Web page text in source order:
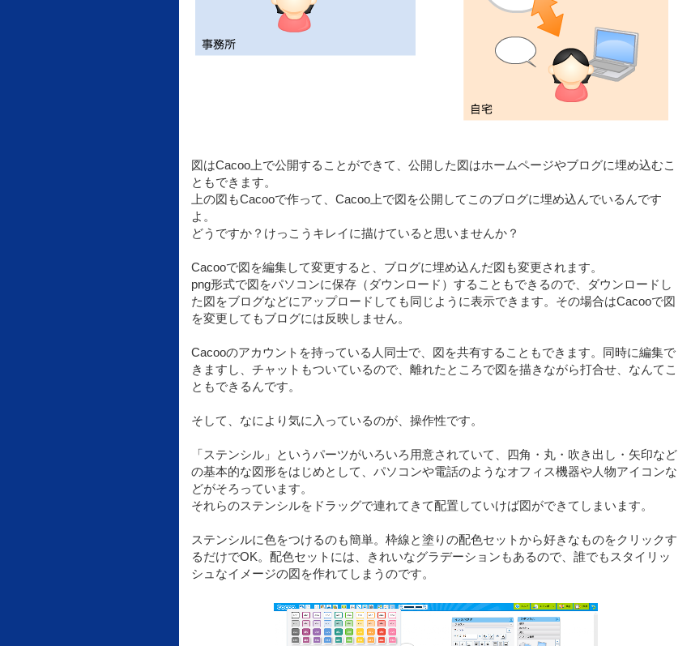
図はCacoo上で公開することができて、公開した図はホームページやブログに埋め込むこ
ともできます。
上の図もCacooで作って、Cacoo上で図を公開してこのブログに埋め込んでいるんです
よ。
どうですか？けっこうキレイに描けていると思いませんか？
Cacooで図を編集して変更すると、ブログに埋め込んだ図も変更されます。
png形式で図をパソコンに保存（ダウンロード）することもできるので、ダウンロードし
た図をブログなどにアップロードしても同じように表示できます。その場合はCacooで図
を変更してもブログには反映しません。
Cacooのアカウントを持っている人同士で、図を共有することもできます。同時に編集で
きますし、チャットもついているので、離れたところで図を描きながら打合せ、なんてこ
ともできるんです。
そして、なにより気に入っているのが、操作性です。
「ステンシル」というパーツがいろいろ用意されていて、四角・丸・吹き出し・矢印など
の基本的な図形をはじめとして、パソコンや電話のようなオフィス機器や人物アイコンな
どがそろっています。
それらのステンシルをドラッグで連れてきて配置していけば図ができてしまいます。
ステンシルに色をつけるのも簡単。枠線と塗りの配色セットから好きなものをクリックす
るだけでOK。配色セットには、きれいなグラデーションもあるので、誰でもスタイリッ
シュなイメージの図を作れてしまうのです。